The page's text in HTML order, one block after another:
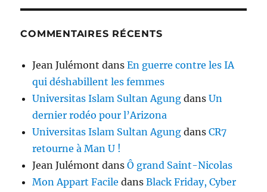
COMMENTAIRES RÉCENTS
Jean Julémont dansEn guerre contre les IA
qui déshabillent les femmes
Universitas Islam Sultan Agung dansUn
dernier rodéo pour l’Arizona
Universitas Islam Sultan Agung dansCR7
retourne à Man U !
Jean Julémont dansÔ grand Saint-Nicolas
Mon Appart Facile dansBlack Friday, Cyber